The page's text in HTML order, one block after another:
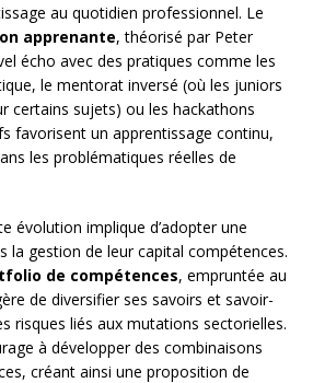
au quotidien professionnel. Le
apprenante, théorisé par Peter
écho avec des pratiques comme les
le mentorat inversé (où les juniors
certains sujets) ou les hackathons
favorisent un apprentissage continu,
les problématiques réelles de
évolution implique d’adopter une
la gestion de leur capital compétences.
de compétences, empruntée au
de diversifier ses savoirs et savoir-
risques liés aux mutations sectorielles.
à développer des combinaisons
créant ainsi une proposition de